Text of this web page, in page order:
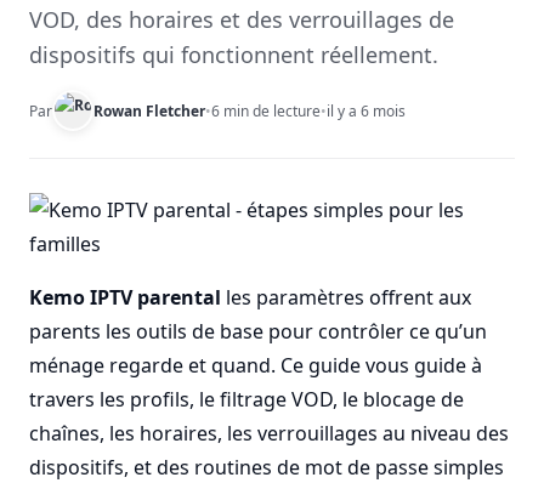
VOD, des horaires et des verrouillages de
dispositifs qui fonctionnent réellement.
Par Rowan Fletcher•6 min de lecture•il y a 6 mois
Kemo IPTV parental les paramètres offrent aux
parents les outils de base pour contrôler ce qu’un
ménage regarde et quand. Ce guide vous guide à
travers les profils, le filtrage VOD, le blocage de
chaînes, les horaires, les verrouillages au niveau des
dispositifs, et des routines de mot de passe simples